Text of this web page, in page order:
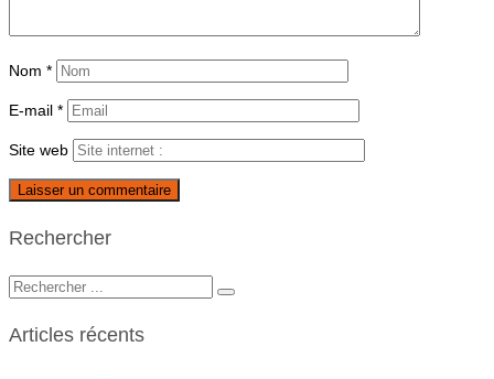
Nom *
E-mail *
Site web
Rechercher
Articles récents